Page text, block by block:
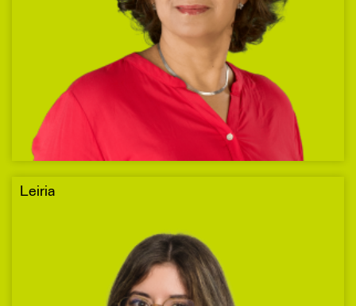
Leiria